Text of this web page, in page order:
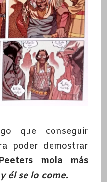
que conseguir
poder demostrar
mola más
él se lo come.